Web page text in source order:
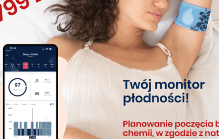
Oswoić NPR Live: Podstawy metody LMM